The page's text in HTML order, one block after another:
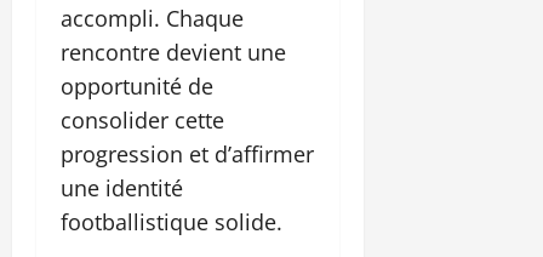
accompli. Chaque
rencontre devient une
opportunité de
consolider cette
progression et d’affirmer
une identité
footballistique solide.